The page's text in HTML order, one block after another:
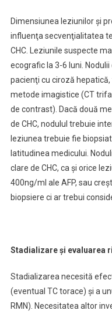
Dimensiunea leziunilor şi
influenţa secvenţialitatea
CHC. Leziunile suspecte
ecografic la 3-6 luni.
pacienţi cu ciroză
metode imagistice (CT
de contrast). Dacă două
de CHC, nodulul trebuie
leziunea trebuie fie
latitudinea medicului.
clare de CHC, ca şi orice
400ng/ml ale AFP, sau
biopsiere ci ar trebui
Stadializare şi evaluarea
Stadializarea necesită
(eventual TC torace) şi a
RMN). Necesitatea altor